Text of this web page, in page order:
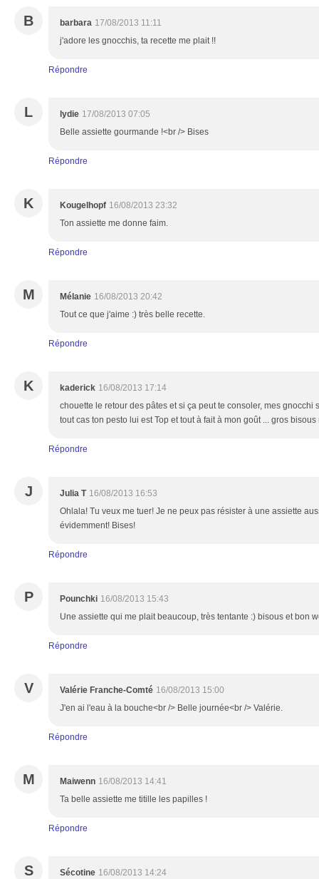
B barbara 17/08/2013 11:11
j'adore les gnocchis, ta recette me plait !!
Répondre
L lydie 17/08/2013 07:05
Belle assiette gourmande !<br /> Bises
Répondre
K Kougelhopf 16/08/2013 23:32
Ton assiette me donne faim.
Répondre
M Mélanie 16/08/2013 20:42
Tout ce que j'aime :) très belle recette.
Répondre
K kaderick 16/08/2013 17:14
chouette le retour des pâtes et si ça peut te consoler, mes gnocchi
tout cas ton pesto lui est Top et tout à fait à mon goût ... gros
Répondre
J Julia T 16/08/2013 16:53
Ohlala! Tu veux me tuer! Je ne peux pas résister à une assiette
évidemment! Bises!
Répondre
P Pounchki 16/08/2013 15:43
Une assiette qui me plait beaucoup, très tentante :) bisous et bon
Répondre
V Valérie Franche-Comté 16/08/2013 15:00
J'en ai l'eau à la bouche<br /> Belle journée<br /> Valérie.
Répondre
M Maiwenn 16/08/2013 14:41
Ta belle assiette me titille les papilles !
Répondre
S Sécotine 16/08/2013 14:24